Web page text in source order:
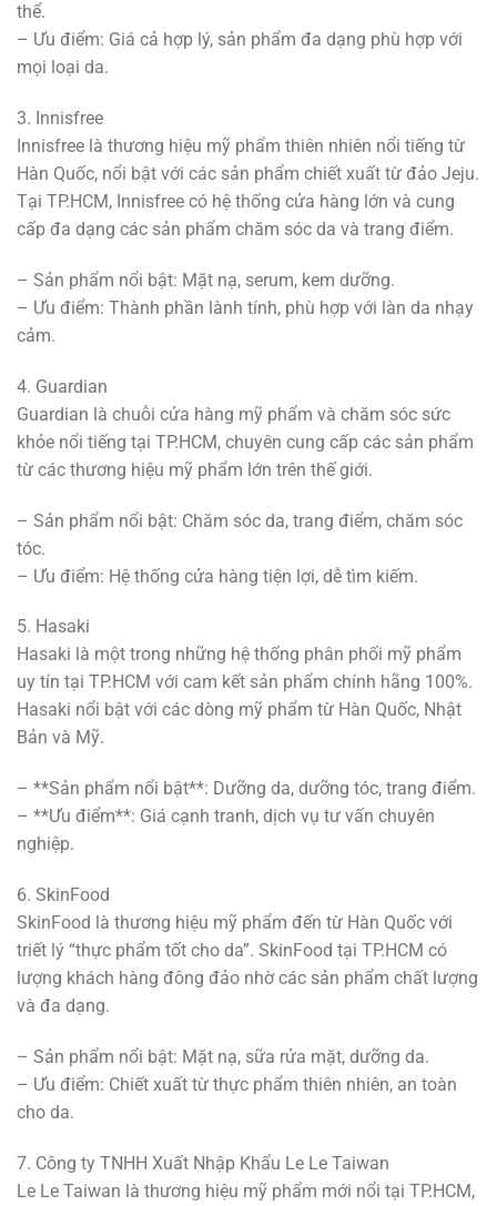
thể.
– Ưu điểm: Giá cả hợp lý, sản phẩm đa dạng phù hợp với
mọi loại da.
3. Innisfree
Innisfree là thương hiệu mỹ phẩm thiên nhiên nổi tiếng từ
Hàn Quốc, nổi bật với các sản phẩm chiết xuất từ đảo Jeju.
Tại TP.HCM, Innisfree có hệ thống cửa hàng lớn và cung
cấp đa dạng các sản phẩm chăm sóc da và trang điểm.
– Sản phẩm nổi bật: Mặt nạ, serum, kem dưỡng.
– Ưu điểm: Thành phần lành tính, phù hợp với làn da nhạy
cảm.
4. Guardian
Guardian là chuỗi cửa hàng mỹ phẩm và chăm sóc sức
khỏe nổi tiếng tại TP.HCM, chuyên cung cấp các sản phẩm
từ các thương hiệu mỹ phẩm lớn trên thế giới.
– Sản phẩm nổi bật: Chăm sóc da, trang điểm, chăm sóc
tóc.
– Ưu điểm: Hệ thống cửa hàng tiện lợi, dễ tìm kiếm.
5. Hasaki
Hasaki là một trong những hệ thống phân phối mỹ phẩm
uy tín tại TP.HCM với cam kết sản phẩm chính hãng 100%.
Hasaki nổi bật với các dòng mỹ phẩm từ Hàn Quốc, Nhật
Bản và Mỹ.
– **Sản phẩm nổi bật**: Dưỡng da, dưỡng tóc, trang điểm.
– **Ưu điểm**: Giá cạnh tranh, dịch vụ tư vấn chuyên
nghiệp.
6. SkinFood
SkinFood là thương hiệu mỹ phẩm đến từ Hàn Quốc với
triết lý “thực phẩm tốt cho da”. SkinFood tại TP.HCM có
lượng khách hàng đông đảo nhờ các sản phẩm chất lượng
và đa dạng.
– Sản phẩm nổi bật: Mặt nạ, sữa rửa mặt, dưỡng da.
– Ưu điểm: Chiết xuất từ thực phẩm thiên nhiên, an toàn
cho da.
7. Công ty TNHH Xuất Nhập Khẩu Le Le Taiwan
Le Le Taiwan là thương hiệu mỹ phẩm mới nổi tại TP.HCM,